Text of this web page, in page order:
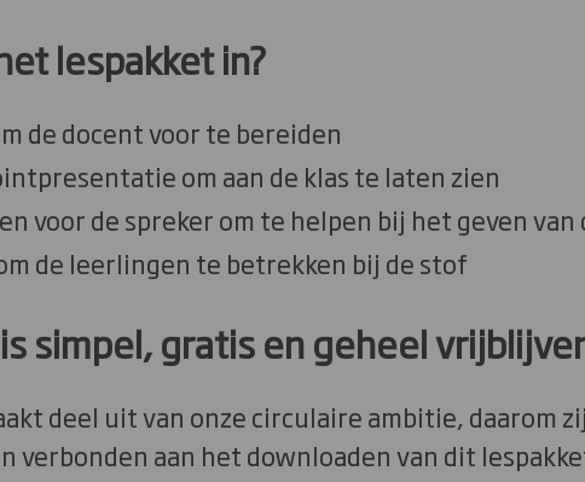
lespakket in?
de docent voor te bereiden
om aan de klas te laten zien
voor de spreker om te helpen bij het geven van
de leerlingen te betrekken bij de stof
simpel, gratis en geheel
deel uit van onze circulaire ambitie, daarom
verbonden aan het downloaden van dit